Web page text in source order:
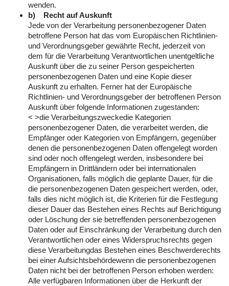
wenden.
b) Recht auf Auskunft
Jede von der Verarbeitung personenbezogener Daten
betroffene Person hat das vom Europäischen Richtlinien-
und Verordnungsgeber gewährte Recht, jederzeit von
dem für die Verarbeitung Verantwortlichen unentgeltliche
Auskunft über die zu seiner Person gespeicherten
personenbezogenen Daten und eine Kopie dieser
Auskunft zu erhalten. Ferner hat der Europäische
Richtlinien- und Verordnungsgeber der betroffenen Person
Auskunft über folgende Informationen zugestanden:
< >die Verarbeitungszweckedie Kategorien
personenbezogener Daten, die verarbeitet werden, die
Empfänger oder Kategorien von Empfängern, gegenüber
denen die personenbezogenen Daten offengelegt worden
sind oder noch offengelegt werden, insbesondere bei
Empfängern in Drittländern oder bei internationalen
Organisationen, falls möglich die geplante Dauer, für die
die personenbezogenen Daten gespeichert werden, oder,
falls dies nicht möglich ist, die Kriterien für die Festlegung
dieser Dauer das Bestehen eines Rechts auf Berichtigung
oder Löschung der sie betreffenden personenbezogenen
Daten oder auf Einschränkung der Verarbeitung durch den
Verantwortlichen oder eines Widerspruchsrechts gegen
diese Verarbeitungdas Bestehen eines Beschwerderechts
bei einer Aufsichtsbehördewenn die personenbezogenen
Daten nicht bei der betroffenen Person erhoben werden:
Alle verfügbaren Informationen über die Herkunft der